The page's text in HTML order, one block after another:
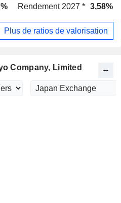
Rendement 2027 * 3,58%
Plus de ratios de valorisation
Company, Limited